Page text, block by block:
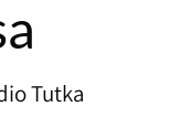
Tutka